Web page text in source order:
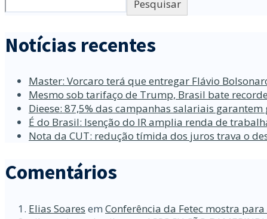
Pesquisar
Notícias recentes
Master: Vorcaro terá que entregar Flávio
Mesmo sob tarifaço de Trump, Brasil bate
Dieese: 87,5% das campanhas salariais
É do Brasil: Isenção do IR amplia renda de
Nota da CUT: redução tímida dos juros trava o
Comentários
Elias Soares em Conferência da Fetec mostra